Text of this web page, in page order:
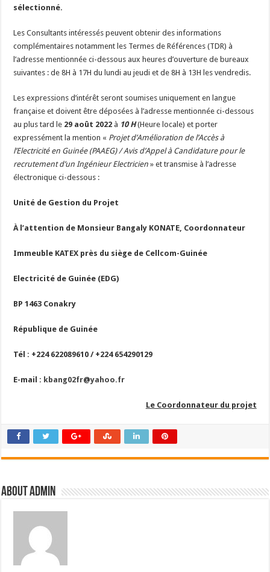
sélectionné.
Les Consultants intéressés peuvent obtenir des informations
complémentaires notamment les Termes de Références (TDR) à
l’adresse mentionnée ci-dessous aux heures d’ouverture de bureaux
suivantes : de 8H à 17H du lundi au jeudi et de 8H à 13H les vendredis.
Les expressions d’intérêt seront soumises uniquement en langue
française et doivent être déposées à l’adresse mentionnée ci-dessous
au plus tard le 29 août 2022 à 10 H(Heure locale) et porter
expressément la mention « Projet d’Amélioration de l’Accès à
l’Electricité en Guinée (PAAEG) / Avis d’Appel à Candidature pour le
recrutement d’un Ingénieur Electricien » et transmise à l’adresse
électronique ci-dessous :
Unité de Gestion du Projet
À l’attention de Monsieur Bangaly KONATE, Coordonnateur
Immeuble KATEX près du siège de Cellcom-Guinée
Electricité de Guinée (EDG)
BP 1463 Conakry
République de Guinée
Tél : +224 622089610 / +224 654290129
E-mail : kbang02fr@yahoo.fr
Le Coordonnateur du projet
About admin